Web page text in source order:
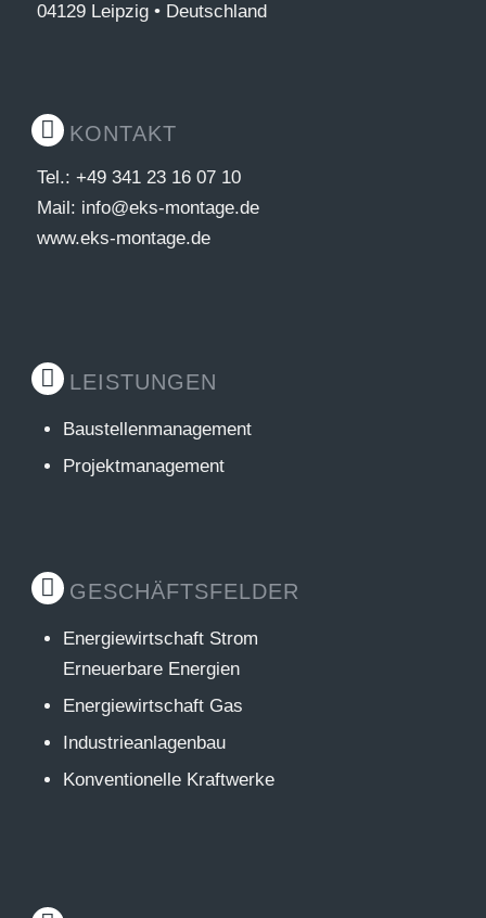
04129 Leipzig • Deutschland
KONTAKT
Tel.: +49 341 23 16 07 10
Mail: info@eks-montage.de
www.eks-montage.de
LEISTUNGEN
Baustellenmanagement
Projektmanagement
GESCHÄFTSFELDER
Energiewirtschaft Strom
Erneuerbare Energien
Energiewirtschaft Gas
Industrieanlagenbau
Konventionelle Kraftwerke